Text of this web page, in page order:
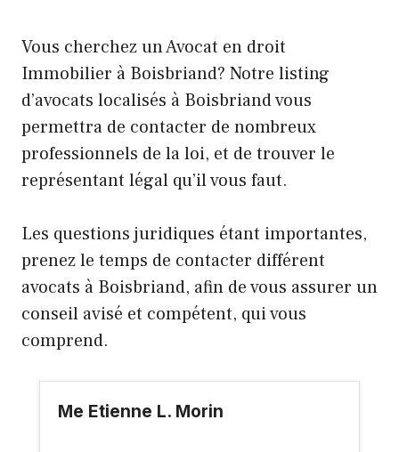
Vous cherchez un Avocat en droit
Immobilier à Boisbriand? Notre listing
d’avocats localisés à Boisbriand vous
permettra de contacter de nombreux
professionnels de la loi, et de trouver le
représentant légal qu’il vous faut.
Les questions juridiques étant importantes,
prenez le temps de contacter différent
avocats à Boisbriand, afin de vous assurer un
conseil avisé et compétent, qui vous
comprend.
Me Etienne L. Morin